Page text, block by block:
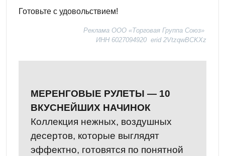
Готовьте с удовольствием!
Реклама ООО «Торговая Группа Союз»
ИНН 6027094920 erid 2VtzqwBCKXz
МЕРЕНГОВЫЕ РУЛЕТЫ — 10
ВКУСНЕЙШИХ НАЧИНОК
Коллекция нежных, воздушных
десертов, которые выглядят
эффектно, готовятся по понятной